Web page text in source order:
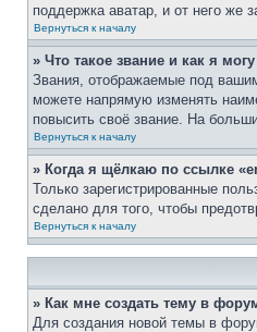
поддержка аватар, и от него же
Вернуться к началу
» Что такое звание и как я
Звания, отображаемые под
можете напрямую изменять
повысить своё звание. На
Вернуться к началу
» Когда я щёлкаю по ссылке
Только зарегистрированные
сделано для того, чтобы
Вернуться к началу
» Как мне создать тему в
Для создания новой темы в